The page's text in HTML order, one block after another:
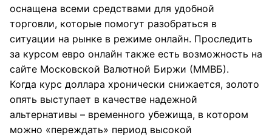
оснащена всеми средствами для удобной
торговли, которые помогут разобраться в
ситуации на рынке в режиме онлайн. Проследить
за курсом евро онлайн также есть возможность на
сайте Московской Валютной Биржи (ММВБ).
Когда курс доллара хронически снижается, золото
опять выступает в качестве надежной
альтернативы – временного убежища, в котором
можно «переждать» период высокой